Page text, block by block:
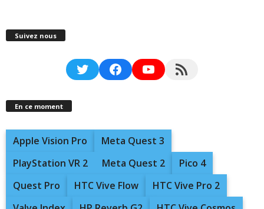
Suivez nous
TwitterFacebookYouTubeRSS Feed
En ce moment
Apple Vision Pro
Meta Quest 3
PlayStation VR 2
Meta Quest 2
Pico 4
Quest Pro
HTC Vive Flow
HTC Vive Pro 2